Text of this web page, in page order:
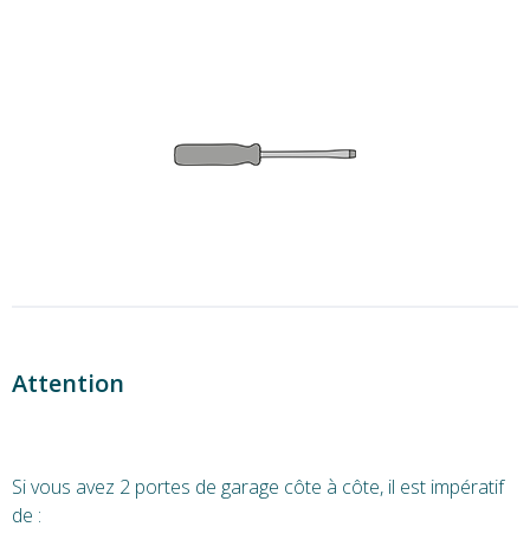
Attention
Si vous avez 2 portes de garage côte à côte, il est impératif
de :